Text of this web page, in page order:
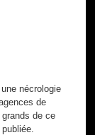
nécrologie
de
de ce